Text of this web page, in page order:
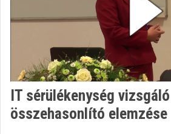
ÜGYNÖKSÉG
Intézményi kezdőlap
Bejelentkezés
Intézményi felfedezés
IT sérülékenység
összehasonlító elemzése